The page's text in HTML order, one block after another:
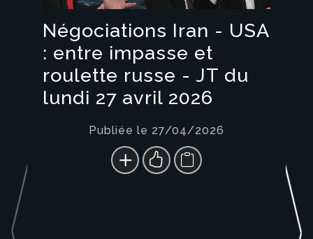
Video
Négociations Iran - USA
: entre impasse et
roulette russe - JT du
lundi 27 avril 2026
Publiée le 27/04/2026